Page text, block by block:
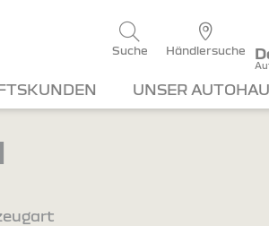
Suche Händlersuche
UNSER